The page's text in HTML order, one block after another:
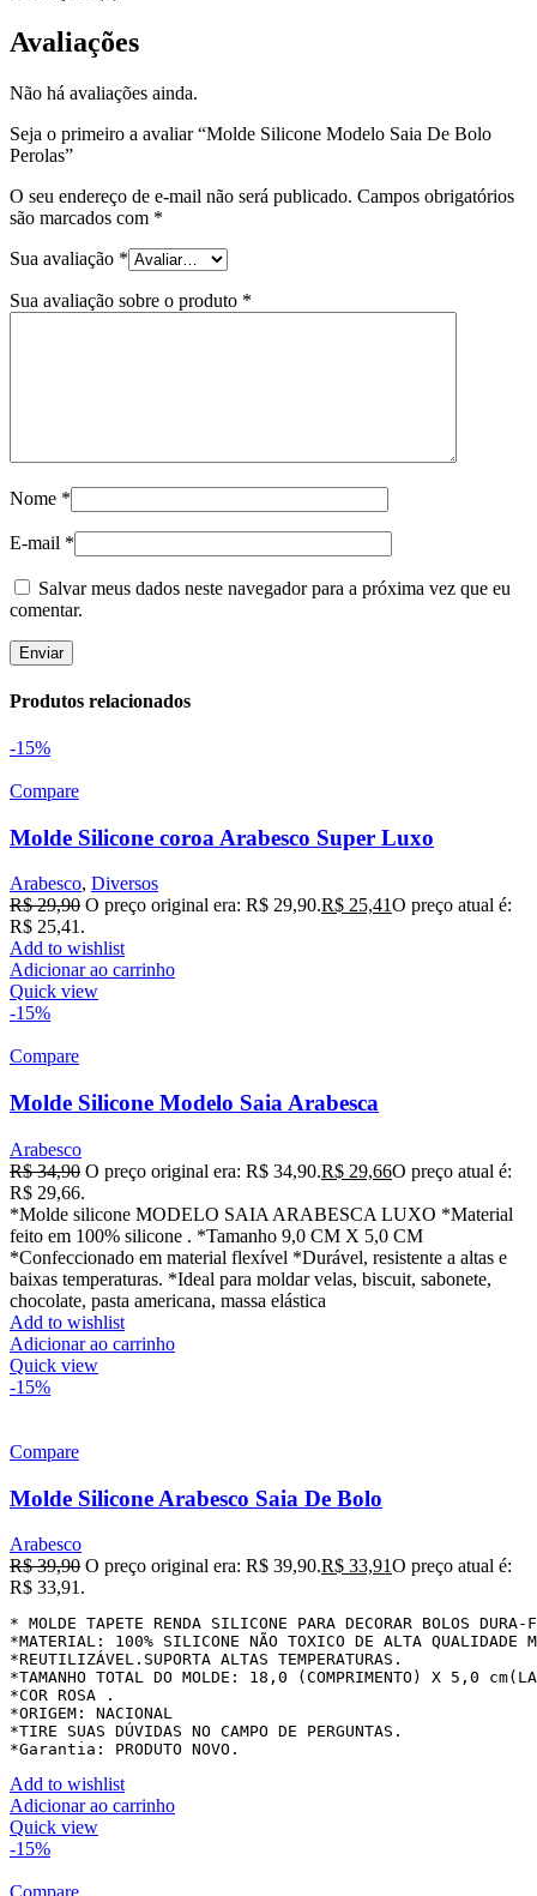
Avaliações
Não há avaliações ainda.
Seja o primeiro a avaliar “Molde Silicone Modelo Saia De Bolo
Perolas”
O seu endereço de e-mail não será publicado. Campos obrigatórios
são marcados com *
Sua avaliação *
Sua avaliação sobre o produto *
Nome *
E-mail *
Salvar meus dados neste navegador para a próxima vez que eu
comentar.
Produtos relacionados
-15%
Compare
Molde Silicone coroa Arabesco Super Luxo
Arabesco, Diversos
R$29,90 O preço original era: R$ 29,90.R$ 25,41O preço atual é:
R$ 25,41.
Add to wishlist
Adicionar ao carrinho
Quick view
-15%
Compare
Molde Silicone Modelo Saia Arabesca
Arabesco
R$34,90 O preço original era: R$ 34,90.R$ 29,66O preço atual é:
R$ 29,66.
*Molde silicone MODELO SAIA ARABESCA LUXO *Material
feito em 100% silicone . *Tamanho 9,0 CM X 5,0 CM
*Confeccionado em material flexível *Durável, resistente a altas e
baixas temperaturas. *Ideal para moldar velas, biscuit, sabonete,
chocolate, pasta americana, massa elástica
Add to wishlist
Adicionar ao carrinho
Quick view
-15%
Compare
Molde Silicone Arabesco Saia De Bolo
Arabesco
R$39,90 O preço original era: R$ 39,90.R$ 33,91O preço atual é:
R$ 33,91.
* MOLDE TAPETE RENDA SILICONE PARA DECORAR BOLOS DURA-
*MATERIAL: 100% SILICONE NÃO TOXICO DE ALTA QUALIDADE
*REUTILIZÁVEL.SUPORTA ALTAS TEMPERATURAS.
*TAMANHO TOTAL DO MOLDE: 18,0 (COMPRIMENTO) X 5,0
*COR ROSA .
*ORIGEM: NACIONAL
*TIRE SUAS DÚVIDAS NO CAMPO DE PERGUNTAS.
*Garantia: PRODUTO NOVO.
Add to wishlist
Adicionar ao carrinho
Quick view
-15%